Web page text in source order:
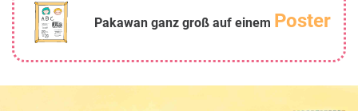
Pakawan ganz groß auf einem Poster